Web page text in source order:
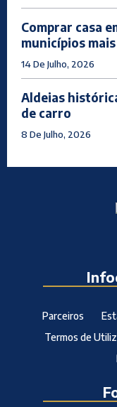
Comprar casa
municípios
14 De Julho, 2026
Aldeias
de carro
8 De Julho, 2026
Parceiros
Termos de